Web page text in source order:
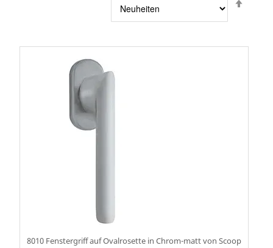
8010 Fenstergriff auf Ovalrosette in Chrom-matt von Scoop